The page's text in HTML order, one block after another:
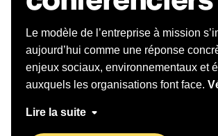
Le modèle de l’entreprise à mission
aujourd’hui comme une réponse
enjeux sociaux, environnementaux et
auxquels les organisations font face.
clarifier un objectif de long terme et
Lire la suite